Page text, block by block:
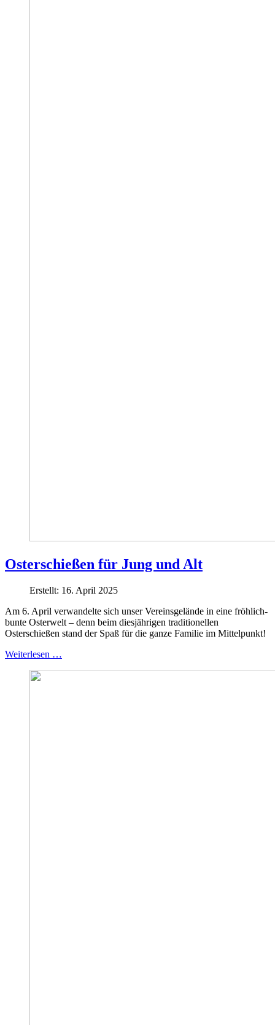
Osterschießen für Jung und Alt
Erstellt: 16. April 2025
Am 6. April verwandelte sich unser Vereinsgelände in eine fröhlich-
bunte Osterwelt – denn beim diesjährigen traditionellen
Osterschießen stand der Spaß für die ganze Familie im Mittelpunkt!
Weiterlesen …